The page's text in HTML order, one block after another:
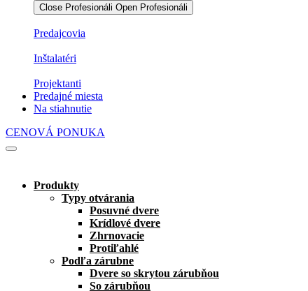
Close Profesionáli Open Profesionáli
Predajcovia
Inštalatéri
Projektanti
Predajné miesta
Na stiahnutie
CENOVÁ PONUKA
Produkty
Typy otvárania
Posuvné dvere
Krídlové dvere
Zhrnovacie
Protiľahlé
Podľa zárubne
Dvere so skrytou zárubňou
So zárubňou